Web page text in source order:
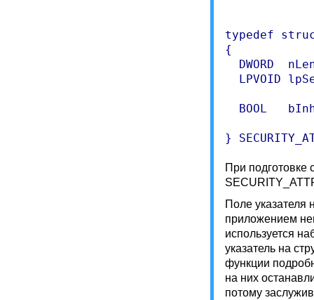
typedef struct
{
DWORD
LPVOID
BOOL
При подготовке
Поле указателя
приложением
используется
указатель на
функции
на них
потому